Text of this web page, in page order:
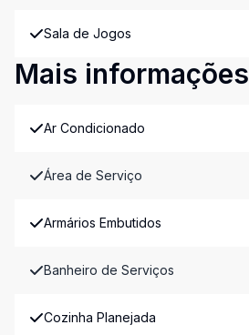
Sala de Jogos
Mais informações
Ar Condicionado
Área de Serviço
Armários Embutidos
Banheiro de Serviços
Cozinha Planejada